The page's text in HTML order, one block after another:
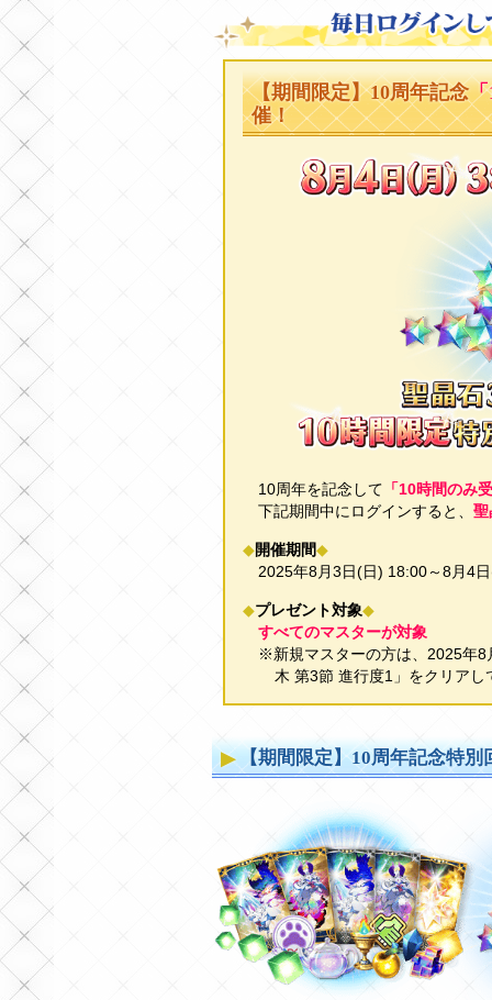
【期間限定】10周年記念
催！
10周年を記念して 「10時間のみ
下記期間中にログインすると、
◆開催期間◆
2025年8月3日(日) 18:00～8月4
◆プレゼント対象◆
すべてのマスターが対象
※新規マスターの方は、2025年
木 第3節 進行度1」をクリア
【期間限定】10周年記念特別